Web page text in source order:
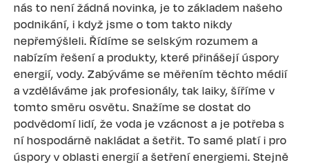
nás to není žádná novinka, je to základem našeho
podnikání, i když jsme o tom takto nikdy
nepřemýšleli. Řídíme se selským rozumem a
nabízím řešení a produkty, které přinášejí úspory
energií, vody. Zabýváme se měřením těchto médií
a vzděláváme jak profesionály, tak laiky, šíříme v
tomto směru osvětu. Snažíme se dostat do
podvědomí lidí, že voda je vzácnost a je potřeba s
ní hospodárně nakládat a šetřit. To samé platí i pro
úspory v oblasti energií a šetření energiemi. Stejně